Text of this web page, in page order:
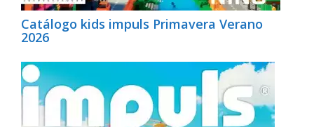
Catálogo kids impuls Primavera Verano
2026